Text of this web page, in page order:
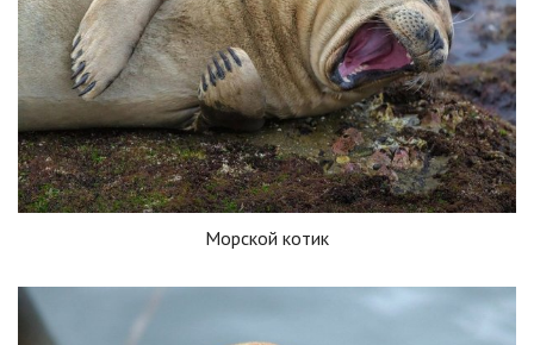
Морской котик